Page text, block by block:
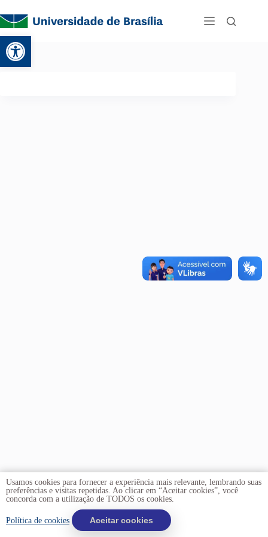
Abrir a barra de ferramentas
Copyright © 2026 - Universidade de Brasília . Todos os
Usamos cookies para fornecer a experiência mais relevante, lembrando suas
preferências e visitas repetidas. Ao clicar em “Aceitar cookies”, você
concorda com a utilização de TODOS os cookies.
Política de cookies Aceitar cookies